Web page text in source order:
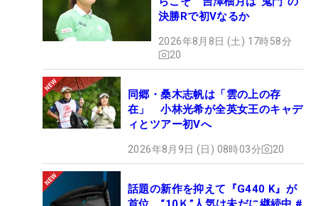
決勝Rで初Vなるか
2026年8月8日 (土) 17時58分
20
同郷・桑木志帆は「雲の上の存
在」 小林光希が全英女王のキャデ
ィとツアー初Vへ
2026年8月9日 (日) 08時03分 20
話題の新作を抑えて『G440 K』が